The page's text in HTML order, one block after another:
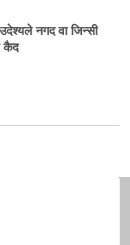
उदेश्यले नगद वा जिन्सी
कैद